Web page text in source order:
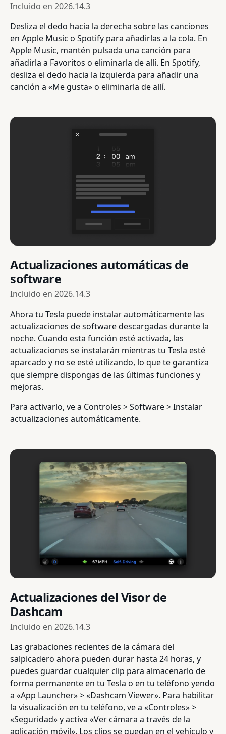
Incluido en 2026.14.3
Desliza el dedo hacia la derecha sobre las canciones
en Apple Music o Spotify para añadirlas a la cola. En
Apple Music, mantén pulsada una canción para
añadirla a Favoritos o eliminarla de allí. En Spotify,
desliza el dedo hacia la izquierda para añadir una
canción a «Me gusta» o eliminarla de allí.
Actualizaciones automáticas de
software
Incluido en 2026.14.3
Ahora tu Tesla puede instalar automáticamente las
actualizaciones de software descargadas durante la
noche. Cuando esta función esté activada, las
actualizaciones se instalarán mientras tu Tesla esté
aparcado y no se esté utilizando, lo que te garantiza
que siempre dispongas de las últimas funciones y
mejoras.
Para activarlo, ve a Controles > Software > Instalar
actualizaciones automáticamente.
Actualizaciones del Visor de
Dashcam
Incluido en 2026.14.3
Las grabaciones recientes de la cámara del
salpicadero ahora pueden durar hasta 24 horas, y
puedes guardar cualquier clip para almacenarlo de
forma permanente en tu Tesla o en tu teléfono yendo
a «App Launcher» > «Dashcam Viewer». Para habilitar
la visualización en tu teléfono, ve a «Controles» >
«Seguridad» y activa «Ver cámara a través de la
aplicación móvil». Los clips se quedan en el vehículo y